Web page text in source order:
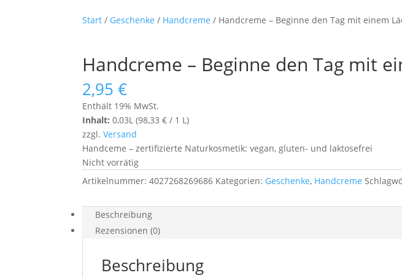
Start / Geschenke / Handcreme / Handcreme – Beginne den Tag mit einem
Handcreme – Beginne den Tag mit
2,95€
Enthält 19% MwSt.
Inhalt: 0,03L (98,33€ / 1 L)
zzgl.Versand
Handceme – zertifizierte Naturkosmetik: vegan, gluten- und laktosefrei
Nicht vorrätig
Artikelnummer:4027268269686 Kategorien: Geschenke, Handcreme
Beschreibung
Rezensionen (0)
Beschreibung